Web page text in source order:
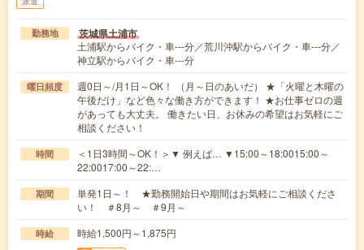
勤務地 茨城県土浦市
土浦駅からバイク・車---分／荒川沖駅からバイク・車---分／
神立駅からバイク・車---分
曜日頻度
週0日～/月1日～OK！ （月～日のあいだ） ★「火曜と木曜の
午後だけ」など色々な働き方ができます！ ★お仕事ゼロの週
があっても大丈夫。 働きたい日、お休みの希望はお気軽にご
相談ください！
時間
＜1日3時間～OK！＞▼ 例えば… ▼15:00～18:0015:00～
22:0017:00～22:…
期間
単発1日～！ ★勤務開始日や期間はお気軽にご相談くださ
い！ ＃8月～ ＃9月～
時給 時給1,500円～1,875円